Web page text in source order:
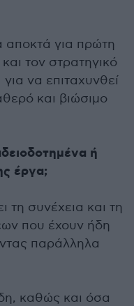
για πρώτη
τον στρατηγικό
να επιταχυνθεί
και βιώσιμο
ή
έργα;
τη συνέχεια και τη
που έχουν ήδη
παράλληλα
καθώς και όσα